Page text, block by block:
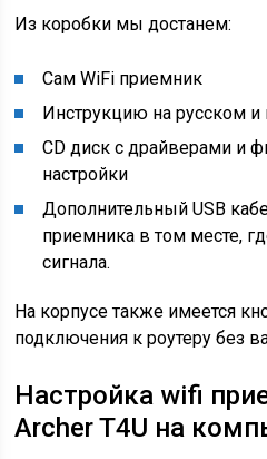
Из коробки мы достанем:
Сам WiFi приемник
Инструкцию на русском и
CD диск с драйверами и
настройки
Дополнительный USB
приемника в том месте,
сигнала.
На корпусе также имеется
подключения к роутеру без
Настройка wifi
Archer T4U на